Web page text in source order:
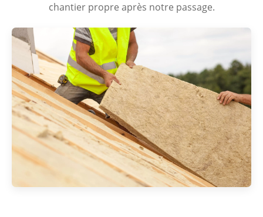
chantier propre après notre passage.